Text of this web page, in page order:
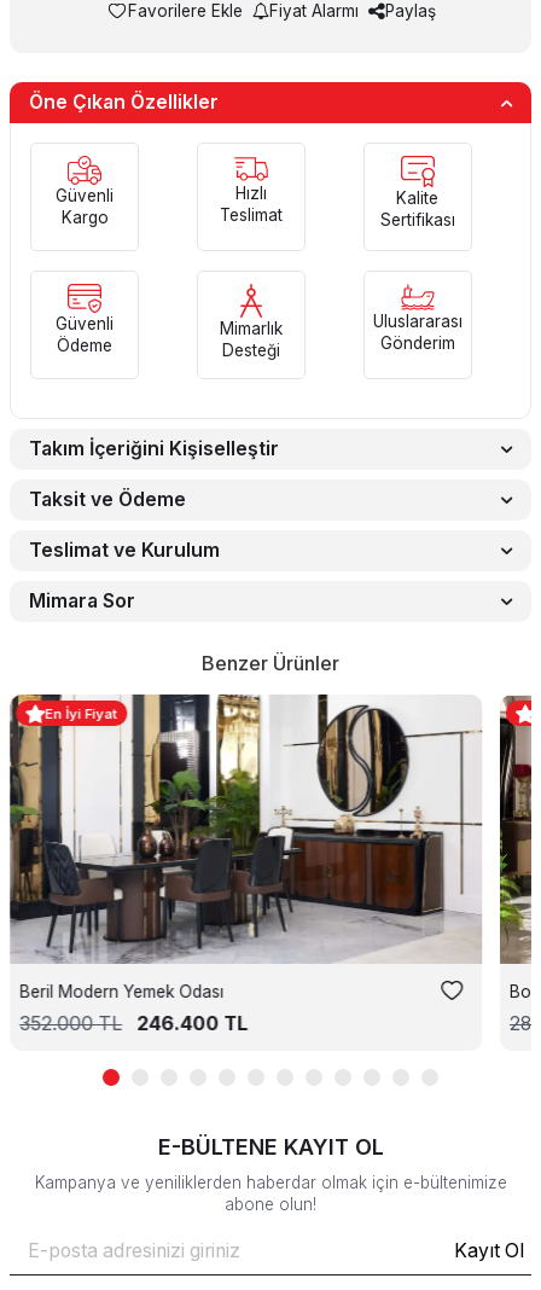
Favorilere Ekle Fiyat Alarmı Paylaş
Öne Çıkan Özellikler
Güvenli
Kargo
Hızlı
Teslimat
Kalite
Sertifikası
Güvenli
Ödeme
Mimarlık
Desteği
Uluslararası
Gönderim
Takım İçeriğini Kişiselleştir
Taksit ve Ödeme
Teslimat ve Kurulum
Mimara Sor
Benzer Ürünler
En İyi Fiyat
Beril Modern Yemek Odası
352.000TL 246.400TL
E-BÜLTENE KAYIT OL
Kampanya ve yeniliklerden haberdar olmak için e-bültenimize
abone olun!
Kayıt Ol